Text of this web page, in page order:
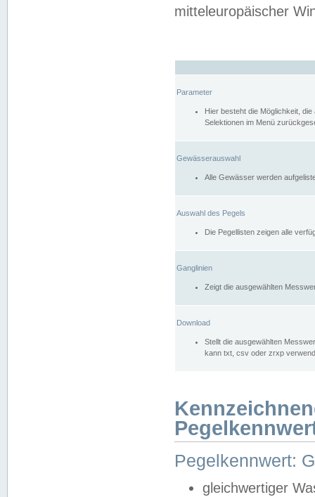
mitteleuropäischer
Parameter
Hier besteht die Möglichkeit,
Selektionen im Menü
Gewässerauswahl
Alle Gewässer werden
Auswahl des Pegels
Die Pegellisten zeigen alle
Ganglinien
Zeigt die ausgewählten
Download
Stellt die ausgewählten
kann txt, csv oder zrxp
Pegelkennwert:
gleichwertiger